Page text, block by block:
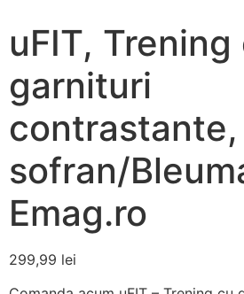
uFIT, Trening
garnituri
contrastante,
sofran/
Emag.ro
299,99 lei